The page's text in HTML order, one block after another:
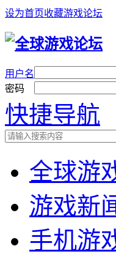
设为首页收藏游戏论坛
用户名
密码
快捷导航
全球游
游戏新
手机游